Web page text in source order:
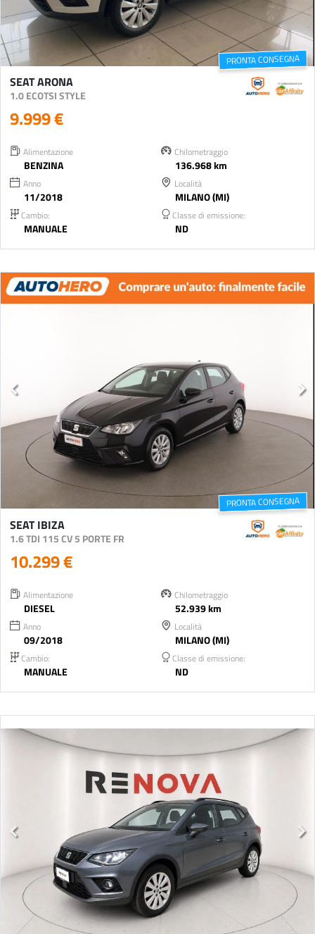
PRONTA CONSEGNA
SEAT ARONA
1.0 ECOTSI STYLE
9.999 €
Alimentazione
BENZINA
Chilometraggio
136.968 km
Anno
11/2018
Località
MILANO (MI)
Cambio:
MANUALE
Classe di emissione:
ND
PRONTA CONSEGNA
SEAT IBIZA
1.6 TDI 115 CV 5 PORTE FR
10.299 €
Alimentazione
DIESEL
Chilometraggio
52.939 km
Anno
09/2018
Località
MILANO (MI)
Cambio:
MANUALE
Classe di emissione:
ND